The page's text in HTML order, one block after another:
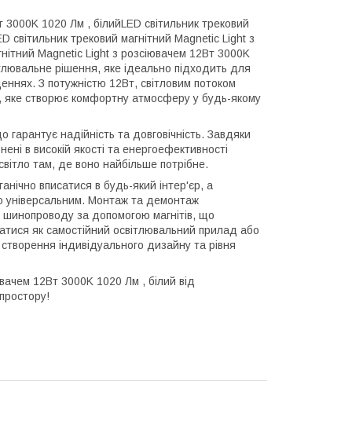
1020 Лм , білийLED світильник трековий
трековий магнітний Magnetic Light з
Magnetic Light з розсіювачем 12Вт 3000K
рішення, яке ідеально підходить для
З потужністю 12Вт, світловим потоком
яке створює комфортну атмосферу у будь-якому
надійність та довговічність. Завдяки
в високій якості та енергоефективності
там, де воно найбільше потрібне.
вписатися в будь-який інтер'єр, а
універсальним. Монтаж та демонтаж
шинопроводу за допомогою магнітів, що
як самостійний освітлювальний прилад або
індивідуального дизайну та рівня
12Вт 3000K 1020 Лм , білий від